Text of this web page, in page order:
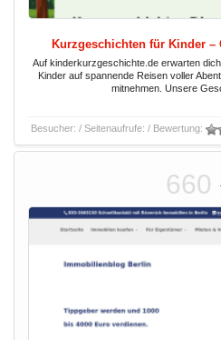
Kurzgeschichten für Kinder –
Auf kinderkurzgeschichte.de erwarten
Kinder auf spannende Reisen voller
mitnehmen. Unsere
Besucher: / Seitenaufrufe: / Bewertung:
660